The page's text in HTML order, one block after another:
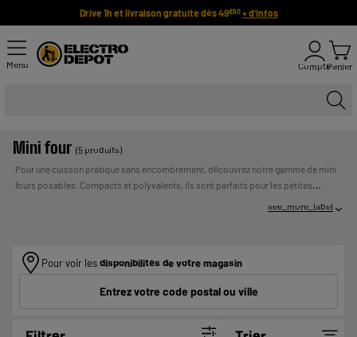
Drive 1h et livraison gratuite dès 49€90 + d'infos
Menu ComptePanier
Mini four (5 produits)
Pour une cuisson pratique sans encombrement, découvrez notre gamme de mini
fours posables. Compacts et polyvalents, ils sont parfaits pour les petites
ETRE REMBOURSE. VERIFIEZ VOS CAPACITES DE
REMBOURSEMENT AVANT DE VOUS ENGAGER.
see_more_label
Pour voir lesdisponibilités de votre magasin
Entrez votre code postal ou ville